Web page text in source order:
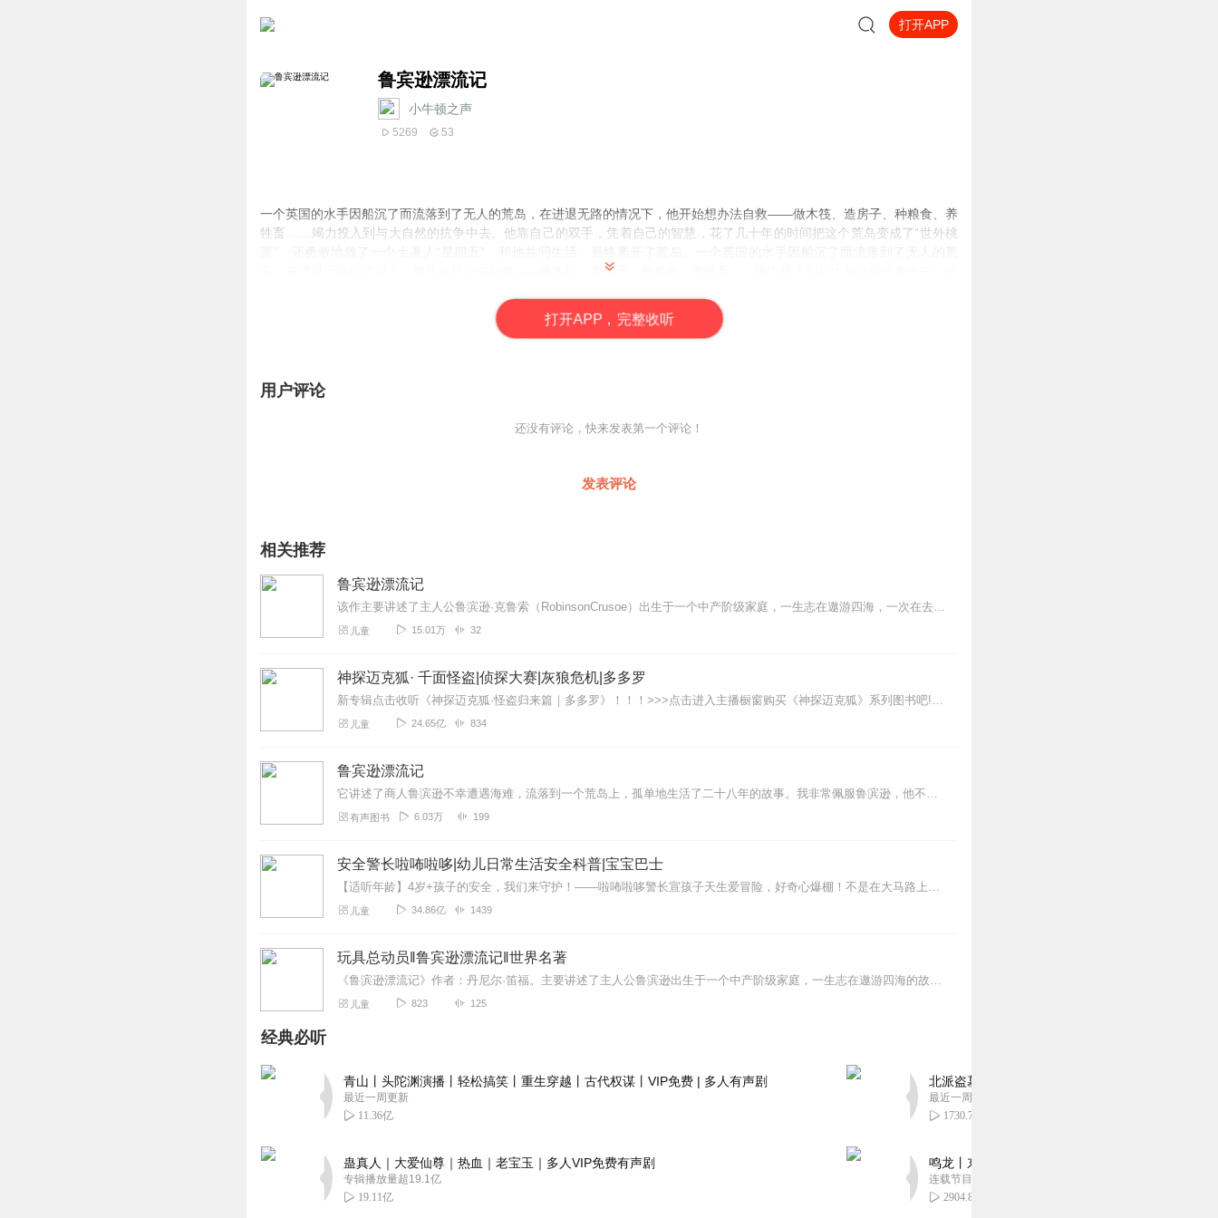
打开APP
鲁宾逊漂流记
小牛顿之声
5269 53
一个英国的水手因船沉了而流落到了无人的荒岛，在进退无路的情况下，他开始想办法自救——做木筏、造房子、种粮食、养
牲畜……竭力投入到与大自然的抗争中去。他靠自己的双手，凭着自己的智慧，花了几十年的时间把这个荒岛变成了“世外桃
岛，在进退无路的情况下，他开始想办法自救——做木筏、造房子、种粮食、养牲畜……竭力投入到与大自然的抗争中去。他
打开APP，完整收听
用户评论
还没有评论，快来发表第一个评论！
发表评论
相关推荐
鲁宾逊漂流记
该作主要讲述了主人公鲁滨逊·克鲁索（RobinsonCrusoe）出生于一个中产阶级家庭，一生志在遨游四海，一次在去非洲航海的途中遇到风暴，只身漂流到一个无人...
儿童 15.01万 32
神探迈克狐· 千面怪盗|侦探大赛|灰狼危机|多多罗
新专辑点击收听《神探迈克狐·怪盗归来篇｜多多罗》！！！>>>点击进入主播橱窗购买《神探迈克狐》系列图书吧!<<<多多罗故事【点击前往】收听多多罗其他好玩有趣的故...
儿童 24.65亿 834
鲁宾逊漂流记
它讲述了商人鲁滨逊不幸遭遇海难，流落到一个荒岛上，孤单地生活了二十八年的故事。我非常佩服鲁滨逊，他不屈不挠，在荒岛上，用自己的头脑和双手，盖房子、种粮食、养羊、...
有声图书 6.03万 199
安全警长啦咘啦哆|幼儿日常生活安全科普|宝宝巴士
【适听年龄】4岁+孩子的安全，我们来守护！——啦咘啦哆警长宣孩子天生爱冒险，好奇心爆棚！不是在大马路上比赛跑，就是踩着椅子上下跳，怎样才能保护孩子平安长大？听...
儿童 34.86亿 1439
玩具总动员‖鲁宾逊漂流记‖世界名著
《鲁滨逊漂流记》作者：丹尼尔·笛福。主要讲述了主人公鲁滨逊出生于一个中产阶级家庭，一生志在遨游四海的故事。鲁滨逊在一次航海的途中遇到风暴，只身漂流到一个无人的荒...
儿童 823 125
经典必听
青山丨头陀渊演播丨轻松搞笑丨重生穿越丨古代权谋丨VIP免费 | 多人有声剧
最近一周更新
11.36亿
蛊真人｜大爱仙尊｜热血｜老宝玉｜多人VIP免费有声剧
专辑播放量超19.1亿
19.11亿
北派盗墓笔记丨头陀渊出品丨悬疑灵异丨摸金校尉
最近一周更新
1730.79万
鸣龙丨东方玄幻丨紫襟团队丨轻松搞笑丨多人有声
连载节目超五百集
2904.80万